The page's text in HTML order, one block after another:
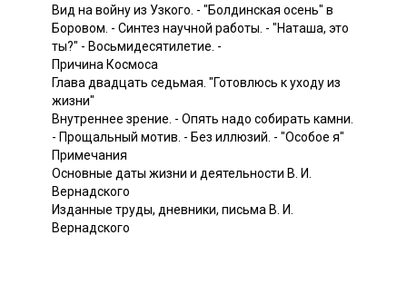
Вид на войну из Узкого. - "Болдинская осень" в
Боровом. - Синтез научной работы. - "Наташа, это
ты?" - Восьмидесятилетие. -
Причина Космоса
Глава двадцать седьмая. "Готовлюсь к уходу из
жизни"
Внутреннее зрение. - Опять надо собирать камни.
- Прощальный мотив. - Без иллюзий. - "Особое я"
Примечания
Основные даты жизни и деятельности В. И.
Вернадского
Изданные труды, дневники, письма В. И.
Вернадского